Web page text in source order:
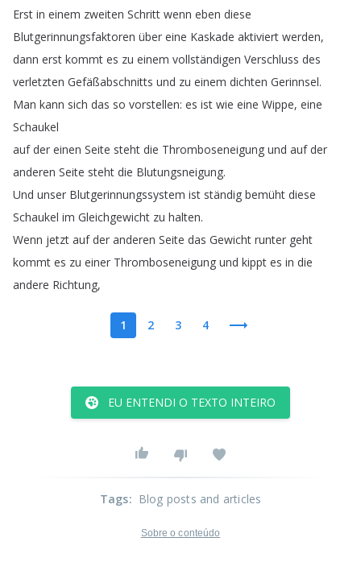
Erst in einem zweiten Schritt wenn eben diese
Blutgerinnungsfaktoren über eine Kaskade aktiviert werden,
dann erst kommt es zu einem vollständigen Verschluss des
verletzten Gefäßabschnitts und zu einem dichten Gerinnsel.
Man kann sich das so vorstellen: es ist wie eine Wippe, eine
Schaukel
auf der einen Seite steht die Thromboseneigung und auf der
anderen Seite steht die Blutungsneigung.
Und unser Blutgerinnungssystem ist ständig bemüht diese
Schaukel im Gleichgewicht zu halten.
Wenn jetzt auf der anderen Seite das Gewicht runter geht
kommt es zu einer Thromboseneigung und kippt es in die
andere Richtung,
1 2 3 4
EU ENTENDI O TEXTO INTEIRO
Tags: Blog posts and articles
Sobre o conteúdo